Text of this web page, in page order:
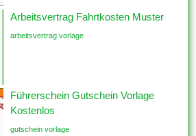
Arbeitsvertrag Fahrtkosten Muster
arbeitsvertrag vorlage
Führerschein Gutschein Vorlage
Kostenlos
gutschein vorlage